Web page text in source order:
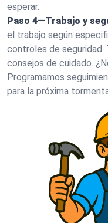
esperar.
Paso 4—Trabajo y
el trabajo según
controles de
consejos de cuidado.
Programamos
para la próxima